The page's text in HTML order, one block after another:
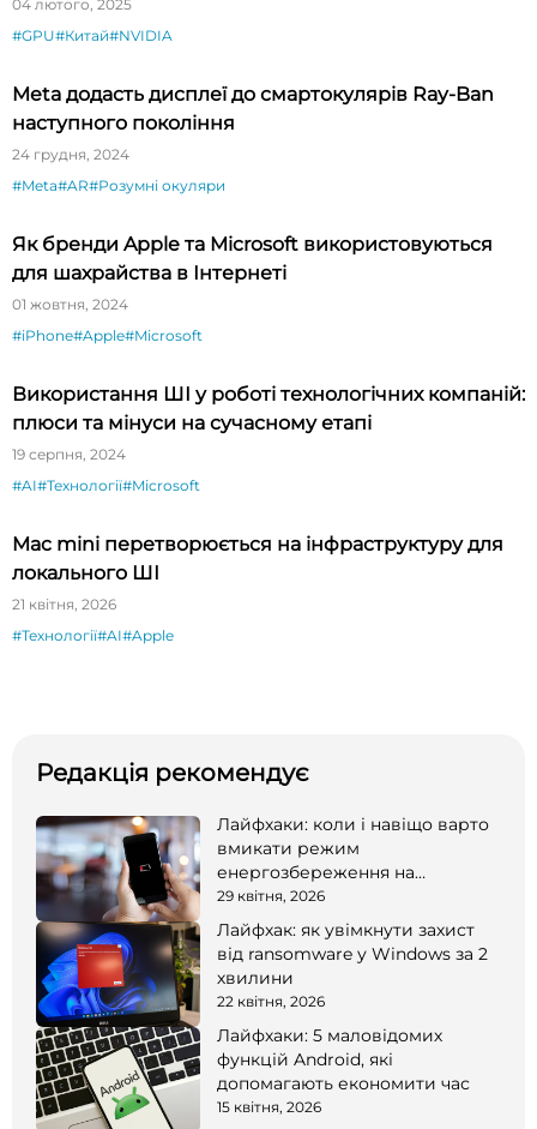
04 лютого, 2025
#GPU#Китай#NVIDIA
Meta додасть дисплеї до смартокулярів Ray-Ban
наступного покоління
24 грудня, 2024
#Meta#AR#Розумні окуляри
Як бренди Apple та Microsoft використовуються
для шахрайства в Інтернеті
01 жовтня, 2024
#iPhone#Apple#Microsoft
Використання ШІ у роботі технологічних компаній:
плюси та мінуси на сучасному етапі
19 серпня, 2024
#AI#Технології#Microsoft
Mac mini перетворюється на інфраструктуру для
локального ШІ
21 квітня, 2026
#Технології#AI#Apple
Редакція рекомендує
Лайфхаки: коли і навіщо варто
вмикати режим
енергозбереження на
смартфоні
29 квітня, 2026
Лайфхак: як увімкнути захист
від ransomware у Windows за 2
хвилини
22 квітня, 2026
Лайфхаки: 5 маловідомих
функцій Android, які
допомагають економити час
15 квітня, 2026